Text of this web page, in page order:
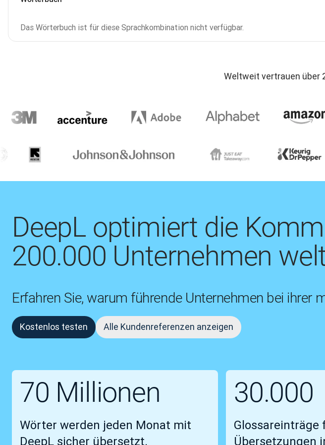
Das Wörterbuch ist für diese Sprachkombination nicht verfügbar.
Weltweit vertrauen über
DeepL optimiert die
200.000 Unternehmen
Erfahren Sie, warum führende Unternehmen bei
Kostenlos testen Alle Kundenreferenzen anzeigen
70 Millionen
Wörter werden jeden Monat mit
DeepL sicher übersetzt.
30.000
Übersetzungen